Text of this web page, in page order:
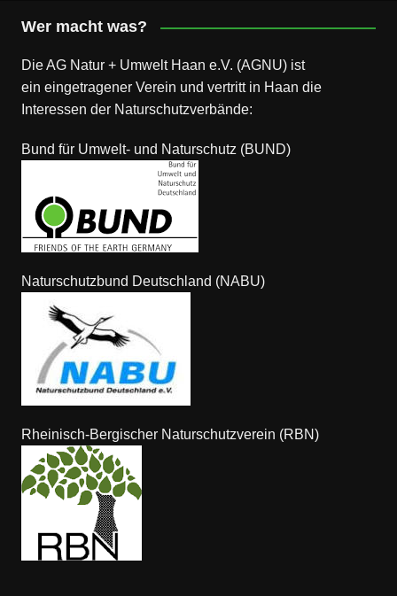
Wer macht was?
Die AG Natur + Umwelt Haan e.V. (AGNU) ist
ein eingetragener Verein und vertritt in Haan die
Interessen der Naturschutzverbände:
Bund für Umwelt- und Naturschutz (BUND)
Naturschutzbund Deutschland (NABU)
Rheinisch-Bergischer Naturschutzverein (RBN)